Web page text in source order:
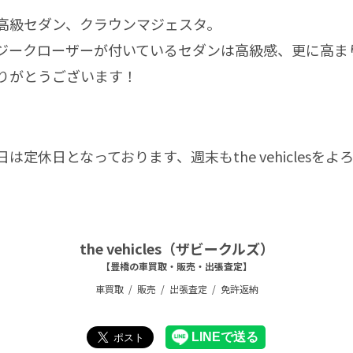
セダン、クラウンマジェスタ。
クローザーが付いているセダンは高級感、更に高ま
とうございます！
は定休日となっております、週末もthe vehiclesをよ
the vehicles（ザビークルズ）
【豊橋の車買取・販売・出張査定】
車買取
販売 出張査定 免許返納